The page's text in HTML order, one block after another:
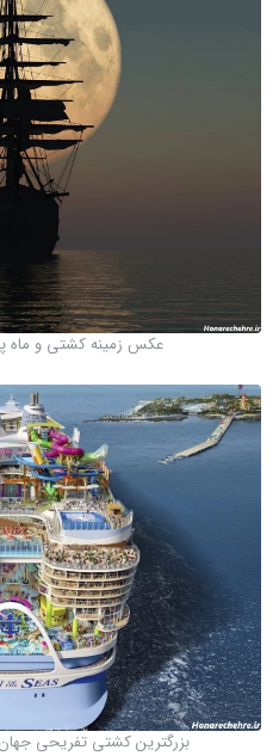
عکس زمینه کشتی و ماه
بزرگترین کشتی تفریحی